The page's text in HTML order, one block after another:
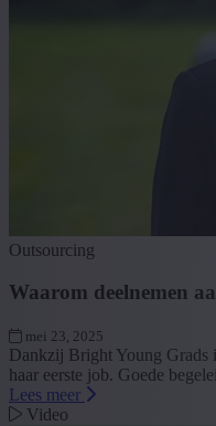
Outsourcing
Waarom deelnemen
mei 23, 2025
Dankzij Bright Young Grads
haar eerste job. Goede
Lees meer
Video